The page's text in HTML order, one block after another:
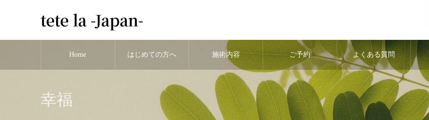
tete la -Japan-
Home はじめての方へ 施術内容 ご予約 よくある質問
幸福